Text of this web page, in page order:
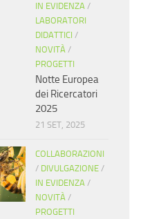
IN EVIDENZA /
LABORATORI
DIDATTICI /
NOVITÀ /
PROGETTI
Notte Europea
dei Ricercatori
2025
21 SET, 2025
COLLABORAZIONI
/ DIVULGAZIONE /
IN EVIDENZA /
NOVITÀ /
PROGETTI